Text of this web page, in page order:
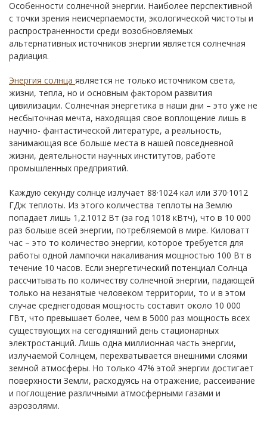
Особенности солнечной энергии. Наиболее перспективной
с точки зрения неисчерпаемости, экологической чистоты и
распространенности среди возобновляемых
альтернативных источников энергии является солнечная
радиация.
Энергия солнца является не только источником света,
жизни, тепла, но и основным фактором развития
цивилизации. Солнечная энергетика в наши дни – это уже не
несбыточная мечта, находящая свое воплощение лишь в
научно- фантастической литературе, а реальность,
занимающая все больше места в нашей повседневной
жизни, деятельности научных институтов, работе
промышленных предприятий.
Каждую секунду солнце излучает 88·1024 кал или 370·1012
ГДж теплоты. Из этого количества теплоты на Землю
попадает лишь 1,2.1012 Вт (за год 1018 кВтч), что в 10 000
раз больше всей энергии, потребляемой в мире. Киловатт
час – это то количество энергии, которое требуется для
работы одной лампочки накаливания мощностью 100 Вт в
течение 10 часов. Если энергетический потенциал Солнца
рассчитывать по количеству солнечной энергии, падающей
только на незанятые человеком территории, то и в этом
случае среднегодовая мощность составит около 10 000
ГВт, что превышает более, чем в 5000 раз мощность всех
существующих на сегодняшний день стационарных
электростанций. Лишь одна миллионная часть энергии,
излучаемой Солнцем, перехватывается внешними слоями
земной атмосферы. Но только 47% этой энергии достигает
поверхности Земли, расходуясь на отражение, рассеивание
и поглощение различными атмосферными газами и
аэрозолями.